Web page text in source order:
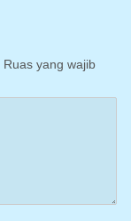
Ruas yang wajib